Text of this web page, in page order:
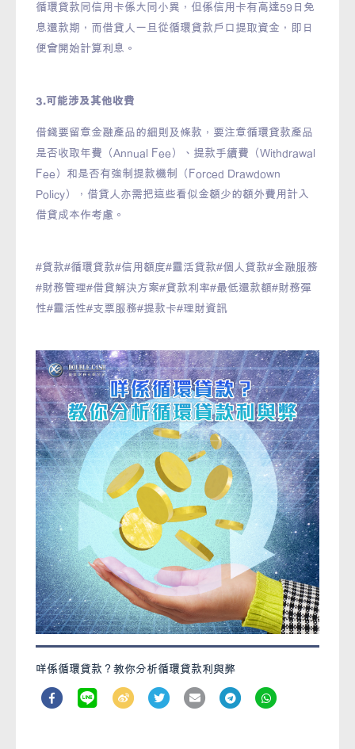
循環貸款同信用卡係大同小異，但係信用卡有高達59日免
息還款期，而借貸人一旦從循環貸款戶口提取資金，即日
便會開始計算利息。
3.可能涉及其他收費
借錢要留意金融產品的細則及條款，要注意循環貸款產品
是否收取年費（Annual Fee）、提款手續費（Withdrawal
Fee）和是否有強制提款機制（Forced Drawdown
Policy），借貸人亦需把這些看似金額少的額外費用計入
借貸成本作考慮。
#貸款#循環貸款#信用額度#靈活貸款#個人貸款#金融服務
#財務管理#借貸解決方案#貸款利率#最低還款額#財務彈
性#靈活性#支票服務#提款卡#理財資訊
咩係循環貸款？教你分析循環貸款利與弊